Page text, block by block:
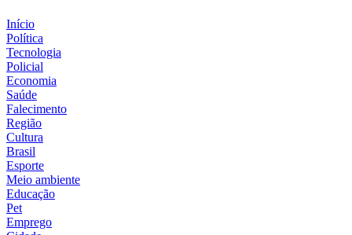
Início
Política
Tecnologia
Policial
Economia
Saúde
Falecimento
Região
Cultura
Brasil
Esporte
Meio ambiente
Educação
Pet
Emprego